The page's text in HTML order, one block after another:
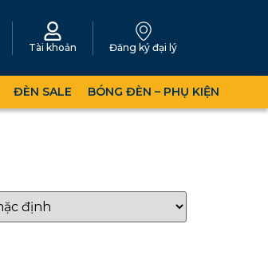
Tài khoản Đăng ký đại lý
ĐÈN SALE BÓNG ĐÈN – PHỤ KIỆN